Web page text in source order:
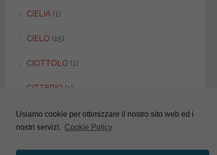
CIELIA (1)
CIELO (15)
CIOTTOLO (1)
CITTERIO (1)
CLASS+(1)
Usiamo cookie per ottimizzare il nostro sito web ed i
nostri servizi. Cookie Policy